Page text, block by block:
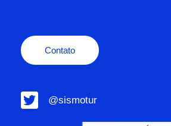
Contato
@sismotur